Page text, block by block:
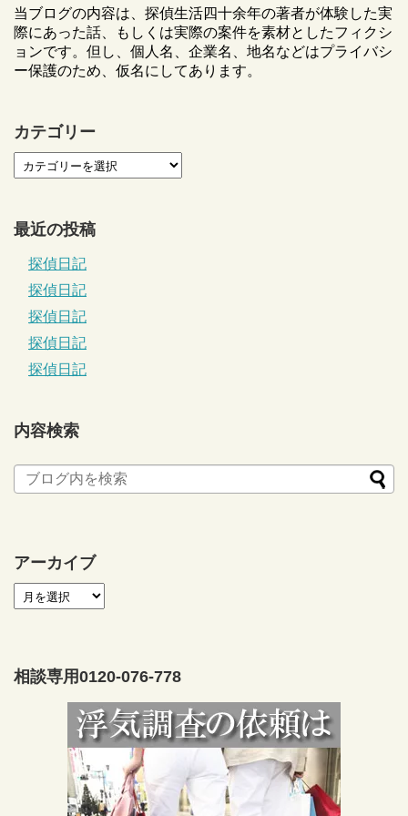
当ブログの内容は、探偵生活四十余年の著者が体験した実
際にあった話、もしくは実際の案件を素材としたフィクシ
ョンです。但し、個人名、企業名、地名などはプライバシ
ー保護のため、仮名にしてあります。
カテゴリー
最近の投稿
探偵日記
探偵日記
探偵日記
探偵日記
探偵日記
内容検索
アーカイブ
相談専用0120-076-778